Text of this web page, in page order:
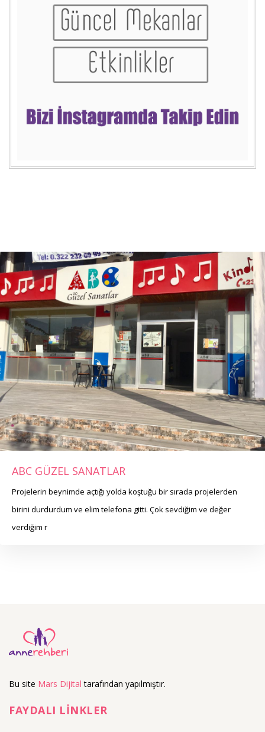
ABC GÜZEL SANATLAR
Projelerin beynimde açtığı yolda koştuğu bir sırada projelerden
birini durdurdum ve elim telefona gitti. Çok sevdiğim ve değer
verdiğim r
Bu site Mars Dijital tarafından yapılmıştır.
FAYDALI LİNKLER